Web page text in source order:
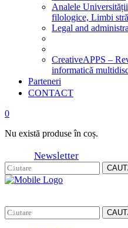
Analele
filologice, Limbi
Legal and
CreativeAPPS –
informatică
Parteneri
CONTACT
0
Nu există produse în coș.
Newsletter